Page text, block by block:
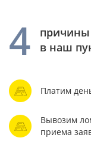
4
причины
в наш
Платим
Вывозим
приема